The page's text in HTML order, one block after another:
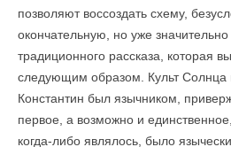
позволяют воссоздать схему,
окончательную, но уже
традиционного рассказа, которая
следующим образом. Культ Солнца
Константин был язычником,
первое, а возможно и
когда-либо являлось, было